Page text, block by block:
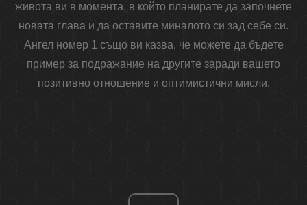
живота ви в момента, в който планирате да започнете
новата глава и да оставите миналото си зад себе си.
Ангел номер 1 също ви казва, че можете да бъдете
пример за подражание на другите заради вашето
позитивно отношение и оптимистични мисли.